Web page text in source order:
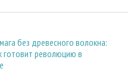
без древесного волокна:
готовит революцию в